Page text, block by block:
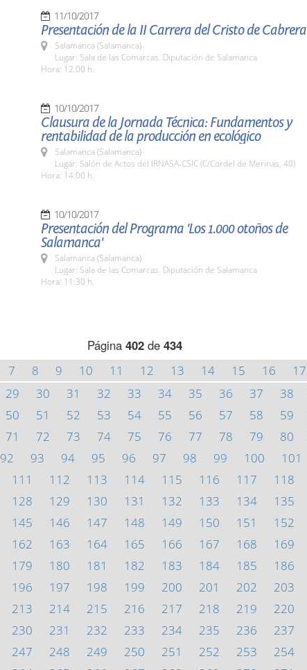
11/10/2017
Presentación de la II Carrera del Cristo de Cabrera
Salamanca (Salamanca)
Lugar: Sala de las Comarcas. Diputación de Salamanca
Hora: 12.00 h.
10/10/2017
Clausura de la Jornada Técnica: Fundamentos y
rentabilidad de la producción en ecológico
Salamanca (Salamanca)
Lugar: Salón de Actos del IRNASA-CSIC (C/Cordel de Merinas, 40)
Hora: 14:00 h.
10/10/2017
Presentación del Programa 'Los 1.000 otoños de
Salamanca'
Salamanca (Salamanca)
Lugar: Sala de las Comarcas. Diputación de Salamanca
Hora: 11:30 h.
Página 402de 434
7 8 9 10 11 12 13 14 15 16 17
29 30 31 32 33 34 35 36 37 38
50 51 52 53 54 55 56 57 58 59
71 72 73 74 75 76 77 78 79 80
92 93 94 95 96 97 98 99 100 101
111 112 113 114 115 116 117 118
128 129 130 131 132 133 134 135
145 146 147 148 149 150 151 152
162 163 164 165 166 167 168 169
179 180 181 182 183 184 185 186
196 197 198 199 200 201 202 203
213 214 215 216 217 218 219 220
230 231 232 233 234 235 236 237
247 248 249 250 251 252 253 254